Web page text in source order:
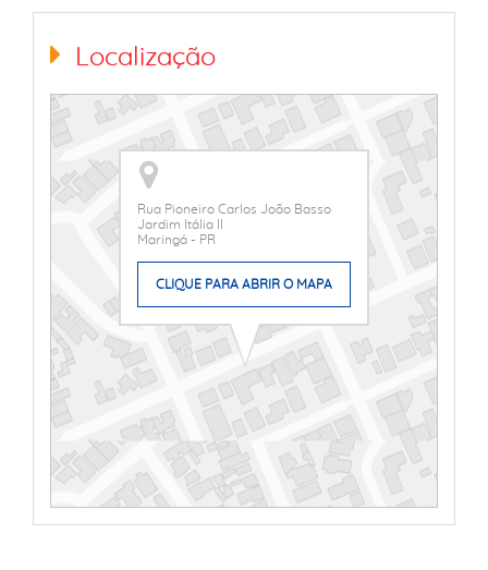
Localização
Rua Pioneiro Carlos João Basso
Jardim Itália II
Maringá - PR
CLIQUE PARA ABRIR O MAPA